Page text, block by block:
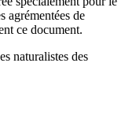
agrémentées de
ce document.
naturalistes des